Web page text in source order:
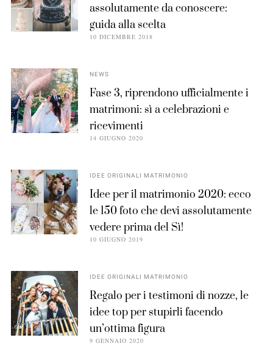
assolutamente da conoscere:
guida alla scelta
10 DICEMBRE 2018
NEWS
Fase 3, riprendono ufficialmente i
matrimoni: sì a celebrazioni e
ricevimenti
14 GIUGNO 2020
IDEE ORIGINALI MATRIMONIO
Idee per il matrimonio 2020: ecco
le 150 foto che devi assolutamente
vedere prima del Sì!
10 GIUGNO 2019
IDEE ORIGINALI MATRIMONIO
Regalo per i testimoni di nozze, le
idee top per stupirli facendo
un’ottima figura
9 GENNAIO 2020